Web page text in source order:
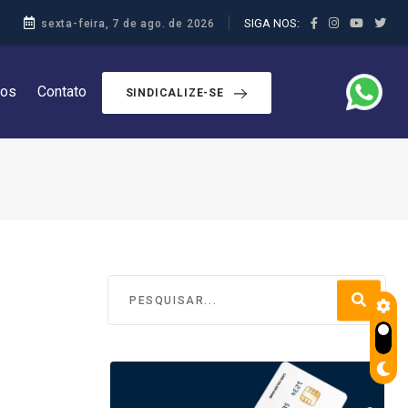
sexta-feira, 7 de ago. de 2026 SIGA NOS:
Contato SINDICALIZE-SE